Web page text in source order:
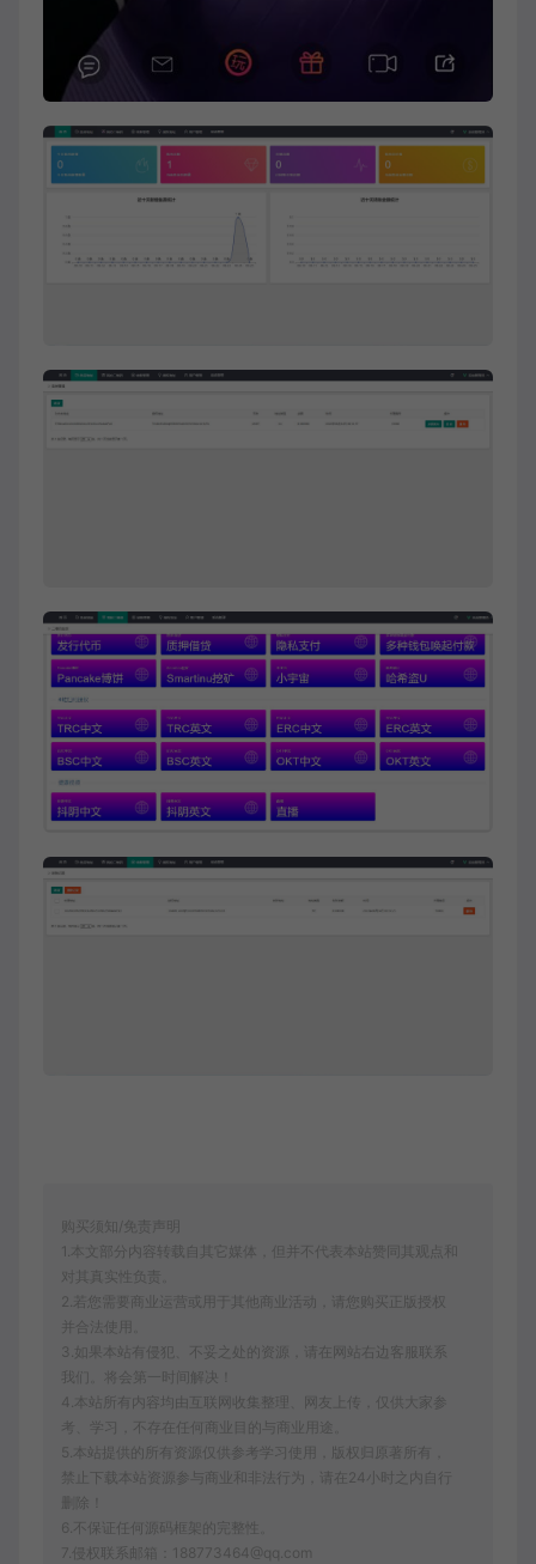
购买须知/免责声明
1.本文部分内容转载自其它媒体，但并不代表本站赞同其观点和
对其真实性负责。
2.若您需要商业运营或用于其他商业活动，请您购买正版授权
并合法使用。
3.如果本站有侵犯、不妥之处的资源，请在网站右边客服联系
我们。将会第一时间解决！
4.本站所有内容均由互联网收集整理、网友上传，仅供大家参
考、学习，不存在任何商业目的与商业用途。
5.本站提供的所有资源仅供参考学习使用，版权归原著所有，
禁止下载本站资源参与商业和非法行为，请在24小时之内自行
删除！
6.不保证任何源码框架的完整性。
7.侵权联系邮箱：188773464@qq.com